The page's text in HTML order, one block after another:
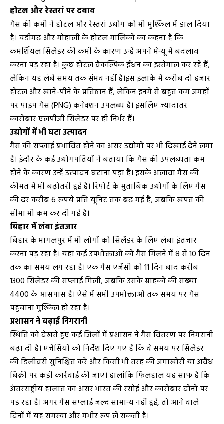
होटल और रेस्तरां पर दबाव
गैस की कमी ने होटल और रेस्तरां उद्योग को भी मुश्किल में डाल दिया
है। चंडीगढ़ और मोहाली के होटल मालिकों का कहना है कि
कमर्शियल सिलेंडर की कमी के कारण उन्हें अपने मेन्यू में बदलाव
करना पड़ रहा है। कुछ होटल वैकल्पिक ईंधन का इस्तेमाल कर रहे हैं,
लेकिन यह लंबे समय तक संभव नहीं है।इस इलाके में करीब दो हजार
होटल और खाने-पीने के प्रतिष्ठान हैं, लेकिन इनमें से बहुत कम जगहों
पर पाइप गैस (PNG) कनेक्शन उपलब्ध है। इसलिए ज्यादातर
कारोबार एलपीजी सिलेंडर पर ही निर्भर हैं।
उद्योगों में भी घटा उत्पादन
गैस की सप्लाई प्रभावित होने का असर उद्योगों पर भी दिखाई देने लगा
है। इंदौर के कई उद्योगपतियों ने बताया कि गैस की उपलब्धता कम
होने के कारण उन्हें उत्पादन घटाना पड़ा है। इसके अलावा गैस की
कीमत में भी बढ़ोतरी हुई है। रिपोर्ट के मुताबिक उद्योगों के लिए गैस
की दर करीब 6 रुपये प्रति यूनिट तक बढ़ गई है, जबकि खपत की
सीमा भी कम कर दी गई है।
बिहार में लंबा इंतजार
बिहार के भागलपुर में भी लोगों को सिलेंडर के लिए लंबा इंतजार
करना पड़ रहा है। यहां कई उपभोक्ताओं को गैस मिलने में 8 से 10 दिन
तक का समय लग रहा है। एक गैस एजेंसी को 11 दिन बाद करीब
1300 सिलेंडर की सप्लाई मिली, जबकि उसके ग्राहकों की संख्या
4400 के आसपास है। ऐसे में सभी उपभोक्ताओं तक समय पर गैस
पहुंचाना मुश्किल हो रहा है।
प्रशासन ने बढ़ाई निगरानी
स्थिति को देखते हुए कई जिलों में प्रशासन ने गैस वितरण पर निगरानी
बढ़ा दी है। एजेंसियों को निर्देश दिए गए हैं कि वे समय पर सिलेंडर
की डिलीवरी सुनिश्चित करें और किसी भी तरह की जमाखोरी या अवैध
बिक्री पर कड़ी कार्रवाई की जाए। हालांकि फिलहाल यह साफ है कि
अंतरराष्ट्रीय हालात का असर भारत की रसोई और कारोबार दोनों पर
पड़ रहा है। अगर गैस सप्लाई जल्द सामान्य नहीं हुई, तो आने वाले
दिनों में यह समस्या और गंभीर रूप ले सकती है।